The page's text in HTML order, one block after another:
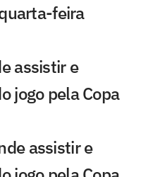
feira
assistir e
jogo pela Copa
assistir e